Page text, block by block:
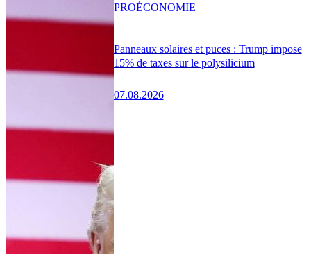
Panneaux solaires et puces : Trump impose
15% de taxes sur le polysilicium
07.08.2026
PROÉCONOMIE